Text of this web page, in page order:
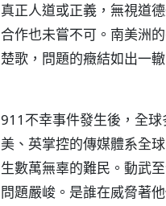
真正人道或正義，無視道
合作也未嘗不可。南美洲
楚歌，問題的癥結如出一轍
911不幸事件發生後，全
美、英掌控的傳媒體系全
生數萬無辜的難民。動武
問題嚴峻。是誰在威脅著